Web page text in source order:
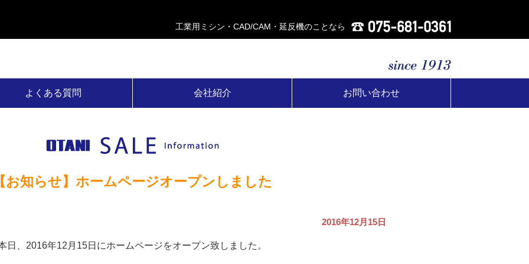
工業用ミシン・CAD/CAM・延反機のことなら
よくある質問 会社紹介 お問い合わせ
お知らせ】ホームページオープンしました
2016年12月15日
日、2016年12月15日にホームページをオープン致しました。